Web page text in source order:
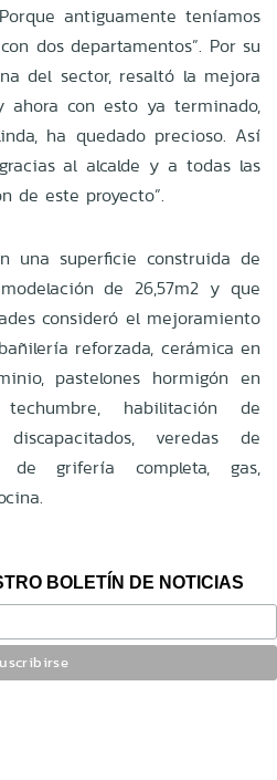
antiguamente teníamos
dos departamentos”. Por su
del sector, resaltó la mejora
ahora con esto ya terminado,
ha quedado precioso. Así
al alcalde y a todas las
de este proyecto”.
una superficie construida de
de 26,57m2 y que
consideró el mejoramiento
reforzada, cerámica en
pastelones hormigón en
habilitación de
veredas de
de grifería completa, gas,
BOLETÍN DE NOTICIAS